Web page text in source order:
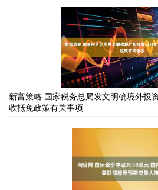
新富策略 国家税务总局发文明确境外投
收抵免政策有关事项